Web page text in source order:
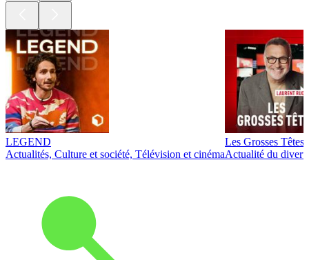
LEGEND
Actualités, Culture et société, Télévision et cinéma
Les Grosses Têtes
Actualité du